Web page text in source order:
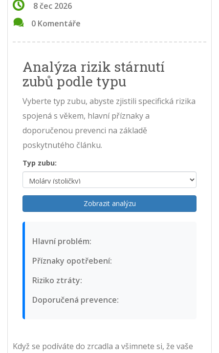
8 čec 2026
0 Komentáře
Analýza rizik stárnutí
zubů podle typu
Vyberte typ zubu, abyste zjistili specifická rizika
spojená s věkem, hlavní příznaky a
doporučenou prevenci na základě
poskytnutého článku.
Typ zubu:
Zobrazit analýzu
Hlavní problém:
Příznaky opotřebení:
Riziko ztráty:
Doporučená prevence:
Když se podíváte do zrcadla a všimnete si, že vaše